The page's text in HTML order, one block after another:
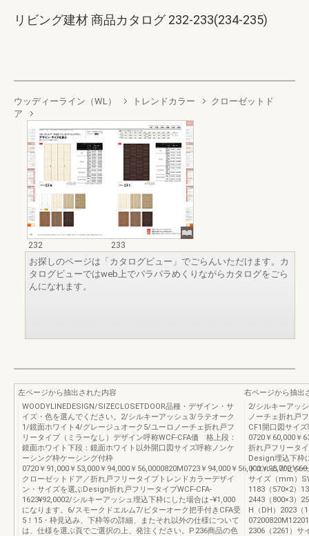
リビング建材 商品カタログ 232-233(234-235)
ウッディーライン（WL） トレンドカラー
クローゼットド
ア
232
233
お探しのページは「カタログビュー」でごらんいただけます。カ
タログビューではweb上でパラパラめくりながらカタログをごら
んになれます。
左ページから抽出された内容
WOODYLINEDESIGN/SIZECLOSETDOOR品種・デザイン・サ
イズ・色を選んでください。2/シルキーアッシュ3/ラテオーク
1/鏡面ホワイト4/グレージュオーク5/ユーロノーチェ折れ戸フ
リータイプ（ミラーなし）デザイン呼称WCF-CFA価 格上段：
鏡面ホワイト下段：鏡面ホワイト以外開口図サイズ呼称ノンケ
ーシング枠ケーシング付枠
0720￥91,000￥53,000￥94,000￥56,0000820M0723￥94,000￥56,000￥98,000￥
クローゼットドア／折れ戸フリータイプトレンドカラーデザイ
ン・サイズを選ぶDesign折れ戸フリータイプWCF-CFA-
1623¥92,0002/シルキーアッシュ埋込下枠にした場合は−¥1,000
になります。6/スモークドエルム7/ビターオーク把手付きCFA受
5！15・枠見込み、下枠等の詳細、またそれ以外の仕様について
は、仕様を選ぶ頁でご選択の上、発注ください。P.236商品の色
右ページから抽出
2/シルキーアッ
ノーチェ折れ戸
CF1開口図サイ
0720￥60,000￥
折れ戸フリータ
Design埋込下枠
ドエルム7/ビタ
サイズ（mm）
1183（570×2）
2443（800×3）
H（DH）2023（
2306（2261）サ